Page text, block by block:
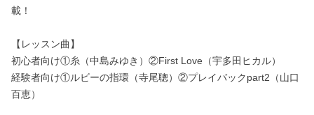
載！
【レッスン曲】
初心者向け①糸（中島みゆき）②First Love（宇多田ヒカル）
経験者向け①ルビーの指環（寺尾聰）②プレイバックpart2（山口
百恵）